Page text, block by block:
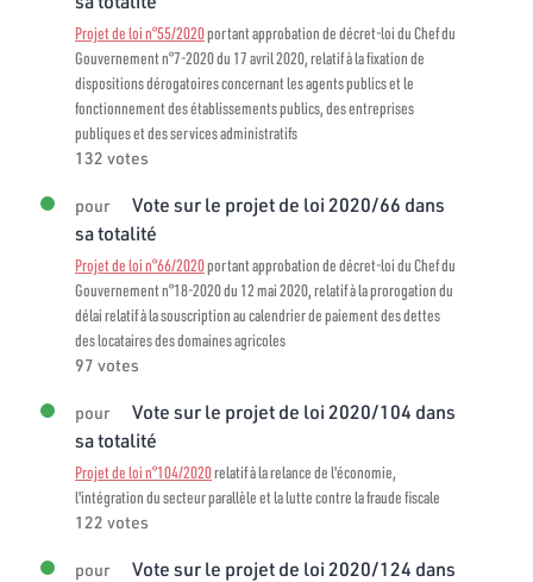
Projet de loi n°55/2020portant approbation de décret-loi du Chef du
Gouvernement n°7-2020 du 17 avril 2020, relatif à la fixation de
dispositions dérogatoires concernant les agents publics et le
fonctionnement des établissements publics, des entreprises
publiques et des services administratifs
132 votes
pour
Vote sur le projet de loi 2020/66 dans
sa totalité
Projet de loi n°66/2020portant approbation de décret-loi du Chef du
Gouvernement n°18-2020 du 12 mai 2020, relatif à la prorogation du
délai relatif à la souscription au calendrier de paiement des dettes
des locataires des domaines agricoles
97 votes
pour
Vote sur le projet de loi 2020/104 dans
sa totalité
Projet de loi n°104/2020relatif à la relance de l'économie,
l'intégration du secteur parallèle et la lutte contre la fraude fiscale
122 votes
pour
Vote sur le projet de loi 2020/124 dans